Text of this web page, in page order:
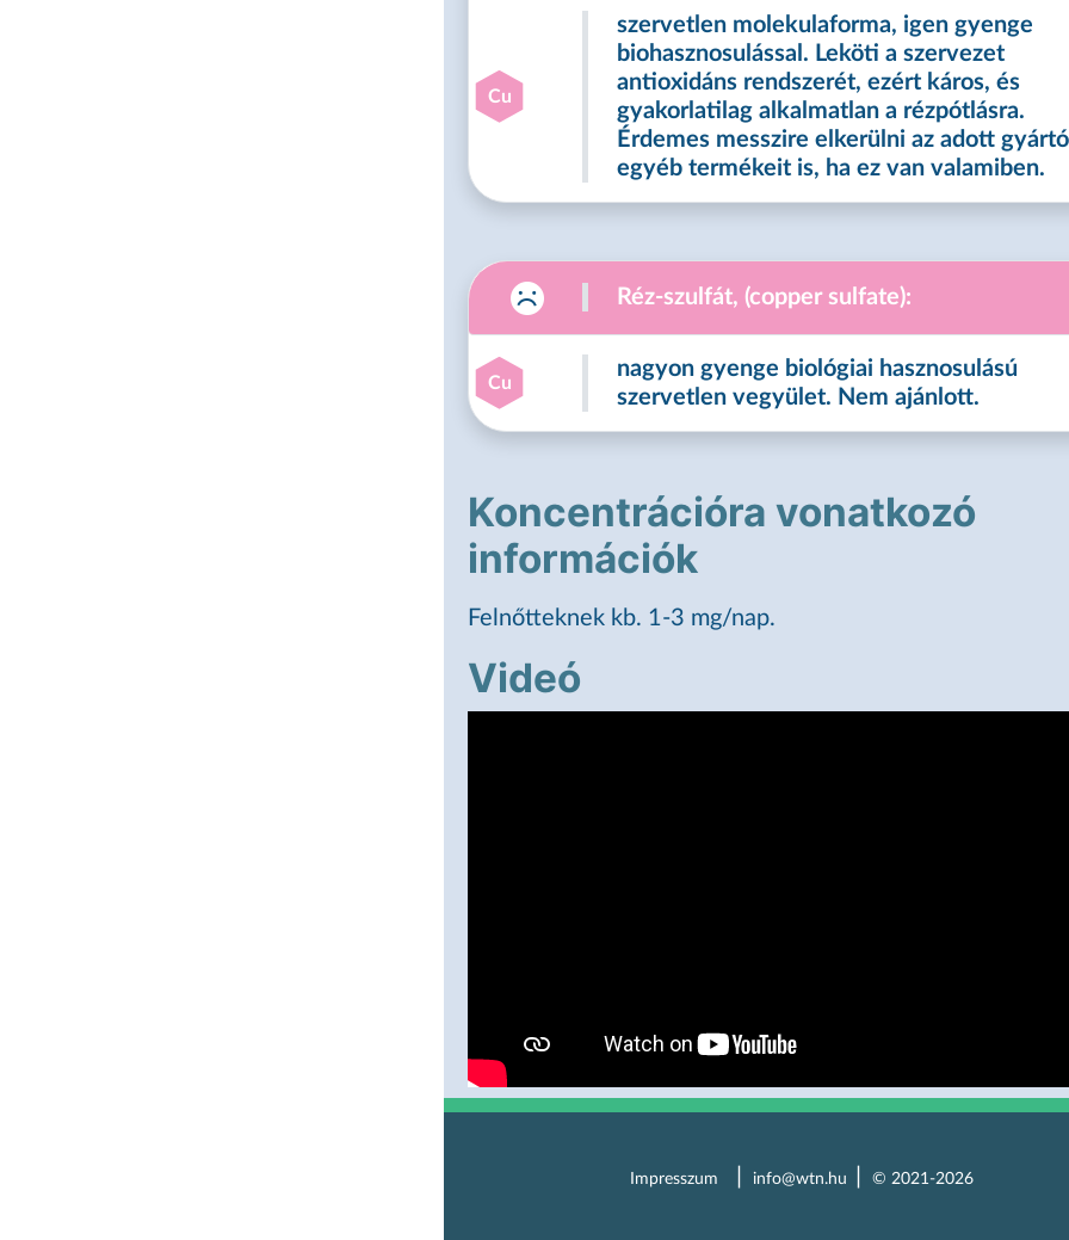
Cu
szervetlen molekulaforma, igen gyenge
biohasznosulással. Leköti a szervezet
antioxidáns rendszerét, ezért káros, és
gyakorlatilag alkalmatlan a rézpótlásra.
Érdemes messzire elkerülni az adott gyártó
egyéb termékeit is, ha ez van valamiben.
Réz-szulfát, (copper sulfate):
Cu
nagyon gyenge biológiai hasznosulású
szervetlen vegyület. Nem ajánlott.
Koncentrációra vonatkozó
információk
Felnőtteknek kb. 1-3 mg/nap.
Videó
Impresszum info@wtn.hu © 2021-2026